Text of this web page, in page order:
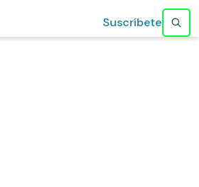
Suscríbete